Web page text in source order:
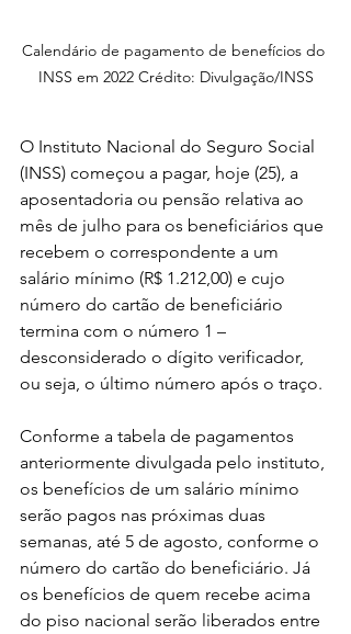
Calendário de pagamento de benefícios do
INSS em 2022 Crédito: Divulgação/INSS
O Instituto Nacional do Seguro Social
(INSS) começou a pagar, hoje (25), a
aposentadoria ou pensão relativa ao
mês de julho para os beneficiários que
recebem o correspondente a um
salário mínimo (R$ 1.212,00) e cujo
número do cartão de beneficiário
termina com o número 1 –
desconsiderado o dígito verificador,
ou seja, o último número após o traço.
Conforme a tabela de pagamentos
anteriormente divulgada pelo instituto,
os benefícios de um salário mínimo
serão pagos nas próximas duas
semanas, até 5 de agosto, conforme o
número do cartão do beneficiário. Já
os benefícios de quem recebe acima
do piso nacional serão liberados entre